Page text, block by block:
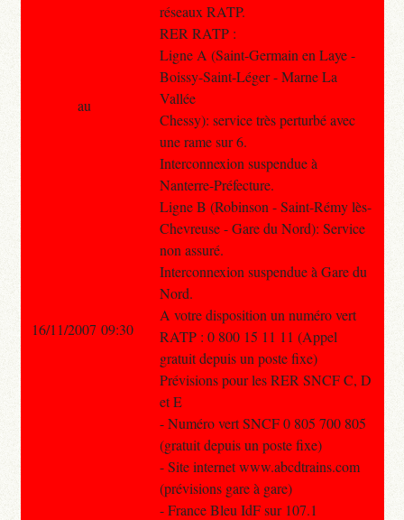
réseaux RATP.
RER RATP :
Ligne A (Saint-Germain en Laye -
Boissy-Saint-Léger - Marne La
Vallée
Chessy): service très perturbé avec
une rame sur 6.
Interconnexion suspendue à
Nanterre-Préfecture.
Ligne B (Robinson - Saint-Rémy lès-
Chevreuse - Gare du Nord): Service
non assuré.
Interconnexion suspendue à Gare du
Nord.
A votre disposition un numéro vert
RATP : 0 800 15 11 11 (Appel
gratuit depuis un poste fixe)
Prévisions pour les RER SNCF C, D
et E
- Numéro vert SNCF 0 805 700 805
(gratuit depuis un poste fixe)
- Site internet www.abcdtrains.com
(prévisions gare à gare)
- France Bleu IdF sur 107.1
au
16/11/2007 09:30